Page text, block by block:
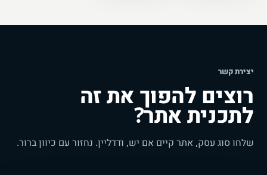
יצירת קשר
רוצים להפוך את זה
לתכנית אתר?
שלחו סוג עסק, אתר קיים אם יש, ודדליין. נחזור עם כיוון ברור.